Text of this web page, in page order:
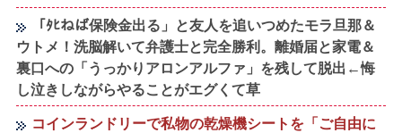
「ﾀﾋねば保険金出る」と友人を追いつめたモラ旦那＆
ウトメ！洗脳解いて弁護士と完全勝利。離婚届と家電＆
裏口への「うっかりアロンアルファ」を残して脱出←悔
し泣きしながらやることがエグくて草
コインランドリーで私物の乾燥機シートを「ご自由に